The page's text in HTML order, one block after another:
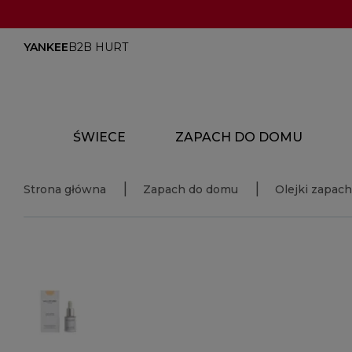
YANKEEB2B HURT
ŚWIECE ZAPACH DO DOMU
Strona główna Zapach do domu Olejki